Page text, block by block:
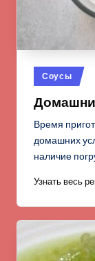
Опубликовано
в
Соусы
Время
домашних
наличие
Узнать весь